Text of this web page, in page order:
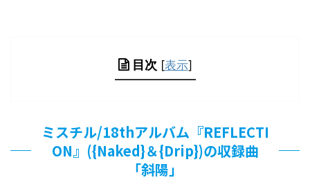
目次 [表示]
ミスチル/18thアルバム『REFLECTI
ON』({Naked}＆{Drip})の収録曲
「斜陽」